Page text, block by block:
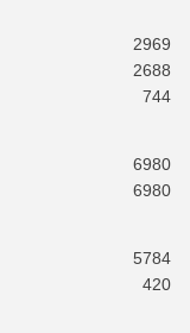
2969
2688
744
6980
6980
5784
420